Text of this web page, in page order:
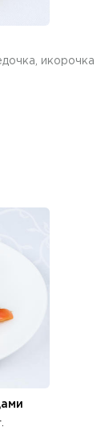
икорочка